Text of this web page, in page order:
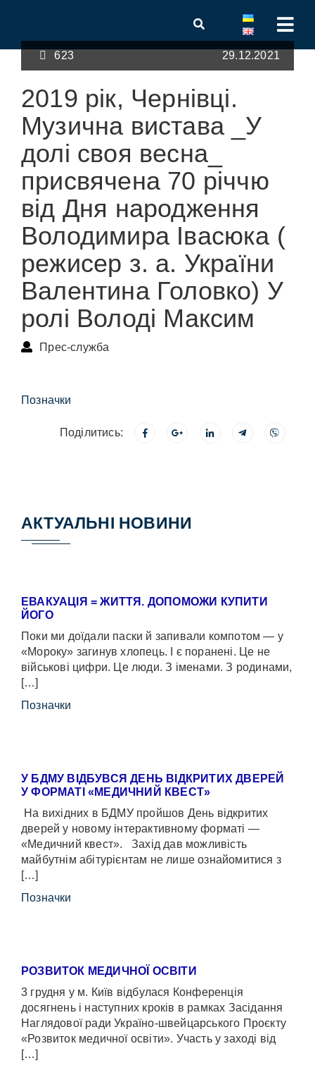
623 29.12.2021
2019 рік, Чернівці.
Музична вистава _У
долі своя весна_
присвячена 70 річчю
від Дня народження
Володимира Івасюка (
режисер з. а. України
Валентина Головко) У
ролі Володі Максим
Прес-служба
Позначки
Поділитись:
АКТУАЛЬНІ НОВИНИ
ЕВАКУАЦІЯ = ЖИТТЯ. ДОПОМОЖИ КУПИТИ
ЙОГО
Поки ми доїдали паски й запивали компотом — у
«Мороку» загинув хлопець. І є поранені. Це не
військові цифри. Це люди. З іменами. З родинами,
[…]
Позначки
У БДМУ ВІДБУВСЯ ДЕНЬ ВІДКРИТИХ ДВЕРЕЙ
У ФОРМАТІ «МЕДИЧНИЙ КВЕСТ»
На вихідних в БДМУ пройшов День відкритих
дверей у новому інтерактивному форматі —
«Медичний квест». Захід дав можливість
майбутнім абітурієнтам не лише ознайомитися з
[…]
Позначки
РОЗВИТОК МЕДИЧНОЇ ОСВІТИ
3 грудня у м. Київ відбулася Конференція
досягнень і наступних кроків в рамках Засідання
Наглядової ради Україно-швейцарського Проєкту
«Розвиток медичної освіти». Участь у заході від
[…]